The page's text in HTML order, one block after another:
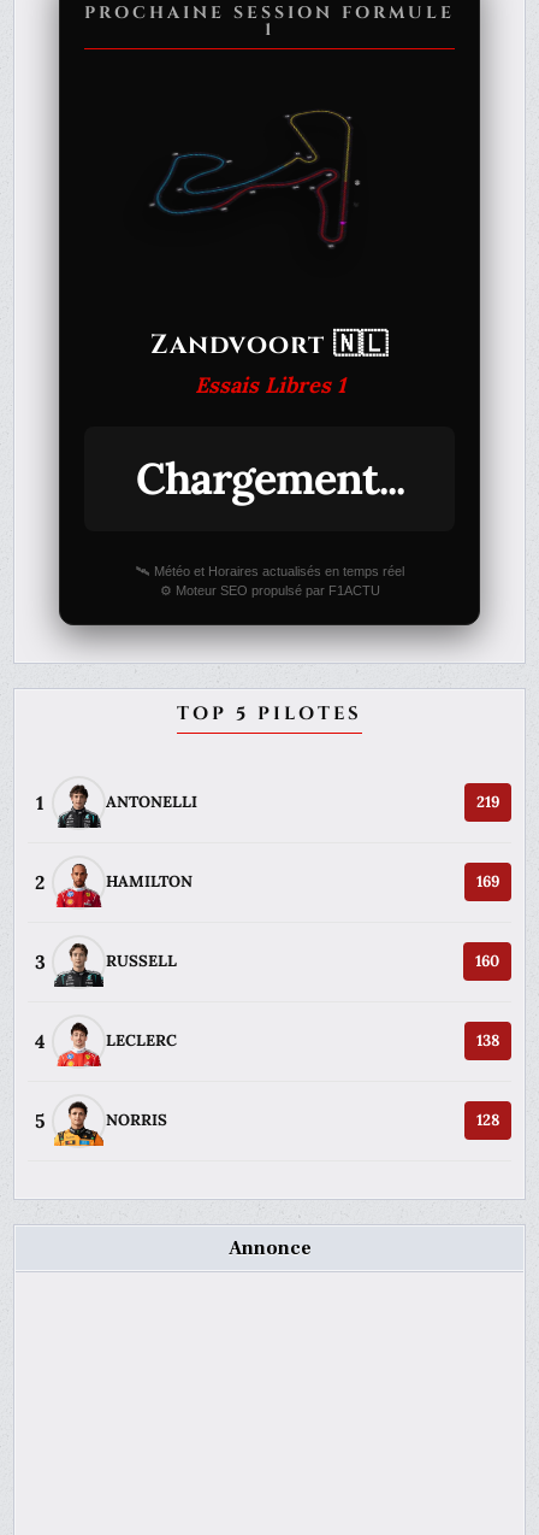
PROCHAINE SESSION FORMULE
1
Zandvoort 🇳🇱
Essais Libres 1
Chargement...
🛰️ Météo et Horaires actualisés en temps réel
⚙️ Moteur SEO propulsé par F1ACTU
TOP 5 PILOTES
1 ANTONELLI 219
2 HAMILTON 169
3 RUSSELL 160
4 LECLERC 138
5 NORRIS 128
Annonce